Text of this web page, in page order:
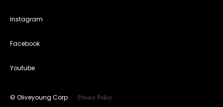
Instagram
Facebook
Youtube
© Oliveyoung Corp Privacy Policy